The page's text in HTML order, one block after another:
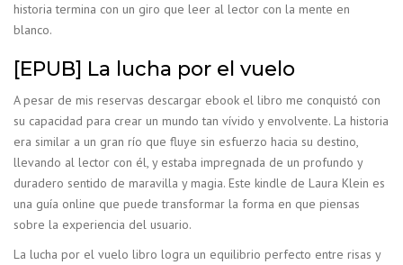
historia termina con un giro que leer al lector con la mente en
blanco.
[EPUB] La lucha por el vuelo
A pesar de mis reservas descargar ebook el libro me conquistó con
su capacidad para crear un mundo tan vívido y envolvente. La historia
era similar a un gran río que fluye sin esfuerzo hacia su destino,
llevando al lector con él, y estaba impregnada de un profundo y
duradero sentido de maravilla y magia. Este kindle de Laura Klein es
una guía online que puede transformar la forma en que piensas
sobre la experiencia del usuario.
La lucha por el vuelo libro logra un equilibrio perfecto entre risas y